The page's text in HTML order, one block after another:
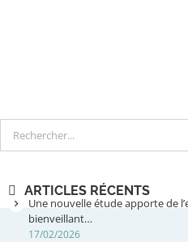
Rechercher
ARTICLES RÉCENTS
Une nouvelle étude apporte de
bienveillant…
17/02/2026